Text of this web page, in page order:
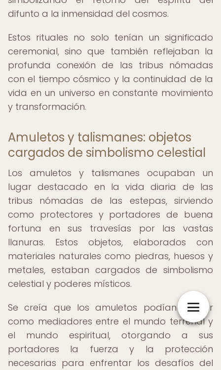
difunto a la inmensidad del cosmos.
Estos rituales no solo tenían un significado
ceremonial, sino que también reflejaban la
profunda conexión de las tribus nómadas
con el tiempo cósmico y la continuidad de la
vida en un universo en constante movimiento
y transformación.
Amuletos y talismanes: objetos
cargados de simbolismo celestial
Los amuletos y talismanes ocupaban un
lugar destacado en la vida diaria de las
tribus nómadas de las estepas, sirviendo
como protectores y portadores de buena
fortuna en sus travesías por las vastas
llanuras. Estos objetos, elaborados con
materiales naturales como piedras, huesos y
metales, estaban cargados de simbolismo
celestial y poderes místicos.
Se creía que los amuletos podían actuar
como mediadores entre el mundo terrenal y
el mundo espiritual, otorgando a sus
portadores la fuerza y la protección
necesarias para enfrentar los desafíos del